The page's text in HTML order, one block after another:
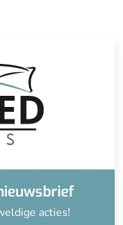
acties!